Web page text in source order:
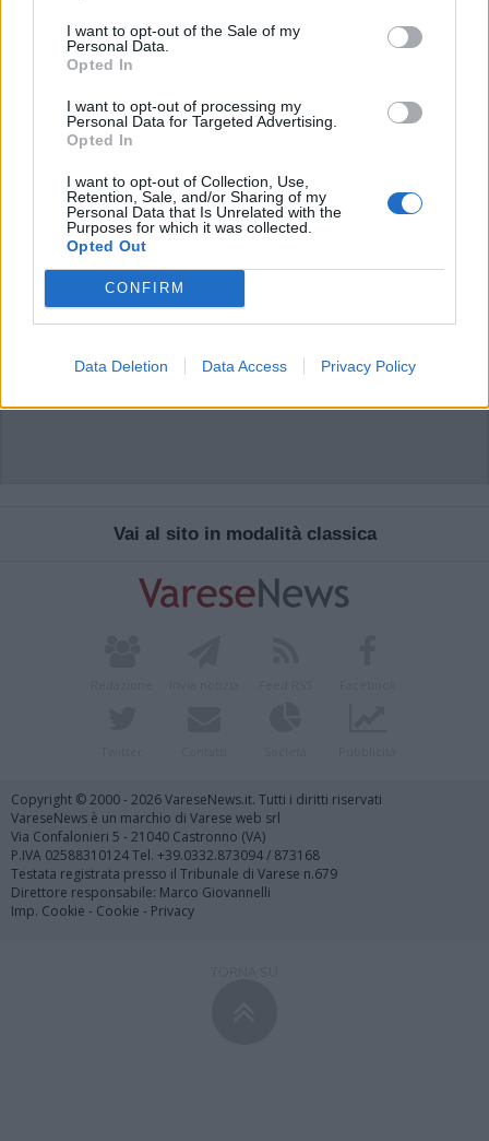
I want to opt-out of the Sale of my
Personal Data.
Opted In
I want to opt-out of processing my
Personal Data for Targeted Advertising.
Opted In
I want to opt-out of Collection, Use,
Retention, Sale, and/or Sharing of my
Personal Data that Is Unrelated with the
Purposes for which it was collected.
Opted Out
CONFIRM
Data Deletion Data Access Privacy Policy
L'email è richiesta ma non verrà mostrata ai visitatori. Il contenuto di questo
commento esprime il pensiero dell'autore e non rappresenta la linea editoriale
di VareseNews.it, che rimane autonoma e indipendente. I messaggi inclusi nei
commenti non sono testi giornalistici, ma post inviati dai singoli lettori che
che includano uno o più link a siti esterni verranno rimossi in automatico dal
Vai al sito in modalità classica
Copyright © 2000 - 2026 VareseNews.it. Tutti i diritti riservati
VareseNews è un marchio di Varese web srl
Via Confalonieri 5 - 21040 Castronno (VA)
P.IVA 02588310124 Tel. +39.0332.873094 / 873168
Testata registrata presso il Tribunale di Varese n.679
Direttore responsabile: Marco Giovannelli
Imp. Cookie - Cookie - Privacy